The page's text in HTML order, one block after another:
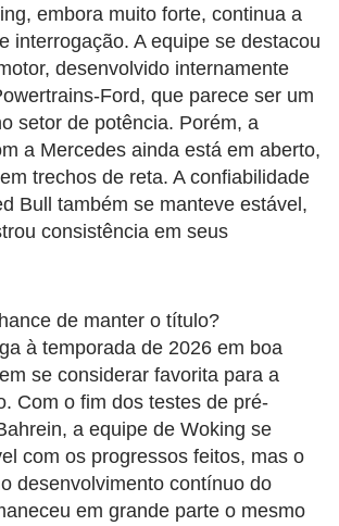
embora muito forte, continua a
interrogação. A equipe se destacou
desenvolvido internamente
Ford, que parece ser um
setor de potência. Porém, a
a Mercedes ainda está em aberto,
trechos de reta. A confiabilidade
Bull também se manteve estável,
consistência em seus
de manter o título?
à temporada de 2026 em boa
se considerar favorita para a
Com o fim dos testes de pré-
a equipe de Woking se
com os progressos feitos, mas o
desenvolvimento contínuo do
em grande parte o mesmo